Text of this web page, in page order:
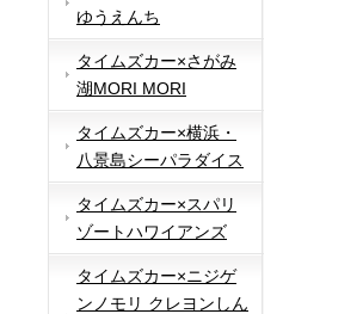
ゆうえんち
タイムズカー×さがみ
湖MORI MORI
タイムズカー×横浜・
八景島シーパラダイス
タイムズカー×スパリ
ゾートハワイアンズ
タイムズカー×ニジゲ
ンノモリ クレヨンしん